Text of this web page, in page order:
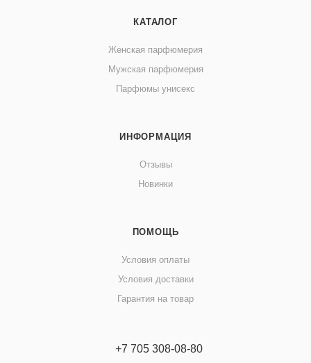
КАТАЛОГ
Женская парфюмерия
Мужская парфюмерия
Парфюмы унисекс
ИНФОРМАЦИЯ
Отзывы
Новинки
ПОМОЩЬ
Условия оплаты
Условия доставки
Гарантия на товар
+7 705 308-08-80